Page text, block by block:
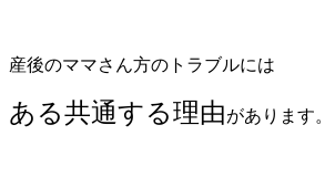
産後のママさん方のトラブルには
ある共通する理由があります。